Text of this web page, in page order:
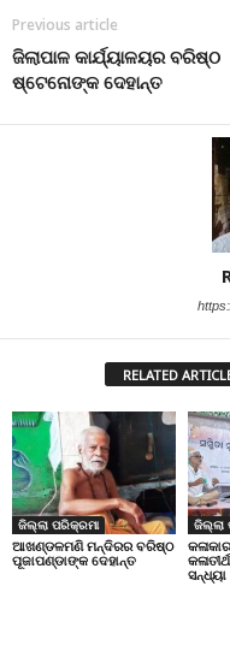
Previous article
ଜିଲାପାଳ କାର୍ଯ୍ୟାଳୟର ବରିଷ୍ଠ
ଷ୍ଟେନୋଙ୍କ ଦେହାନ୍ତ
RELATED
ଜିଲ୍ଲା ପରିକ୍ରମା
ଆଖଣ୍ଡଳମଣି ମନ୍ଦିରର ବରିଷ୍ଠ
ପୂଜାପଣ୍ଡାଙ୍କ ଦେହାନ୍ତ
ଜିଲ୍ଲା
ସନ୍ଧ୍ୟା